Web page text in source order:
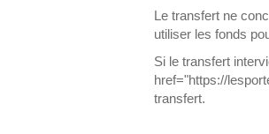
Le transfert ne
utiliser les fonds
Si le transfert
href="https://
transfert.